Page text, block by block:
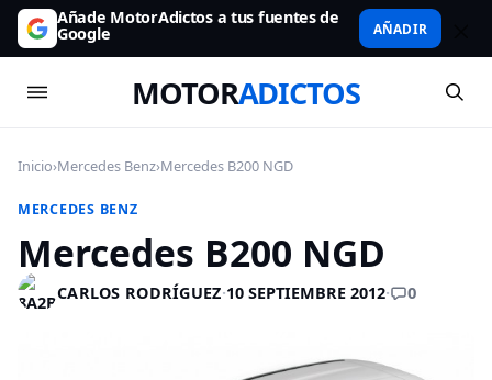
Añade MotorAdictos a tus fuentes de
Google AÑADIR
MOTORADICTOS
Inicio›Mercedes Benz›Mercedes B200 NGD
MERCEDES BENZ
Mercedes B200 NGD
CARLOS RODRÍGUEZ·10 SEPTIEMBRE 2012· 0